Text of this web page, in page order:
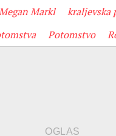
Markl
kraljevska
Potomstvo